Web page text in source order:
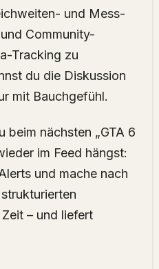
und Mess-
Community-
Tracking zu
du die Diskussion
mit Bauchgefühl.
beim nächsten „GTA 6
im Feed hängst:
und mache nach
– und liefert